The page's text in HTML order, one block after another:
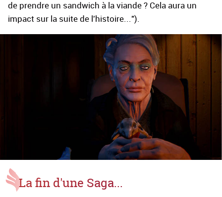
de prendre un sandwich à la viande ? Cela aura un
impact sur la suite de l'histoire...").
La fin d'une Saga...